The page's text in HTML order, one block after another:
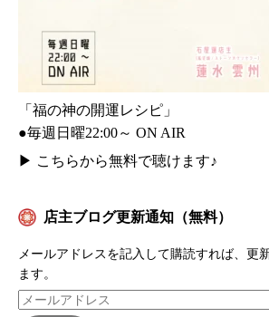
「福の神の開運レシピ」
●毎週日曜22:00～ ON AIR
▶ こちらから無料で聴けます♪
店主ブログ更新通知（無料）
メールアドレスを記入して購読すれば、更
ます。